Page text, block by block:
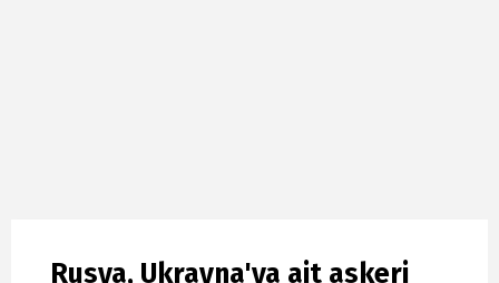
Rusya, Ukrayna'ya ait askeri